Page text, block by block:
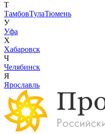
Т
ТамбовТулаТюмень
У
Уфа
Х
Хабаровск
Ч
Челябинск
Я
Ярославль